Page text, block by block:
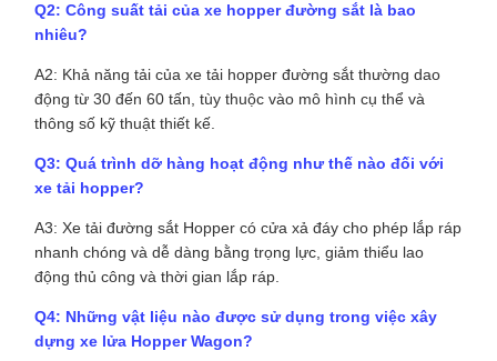
Q2: Công suất tải của xe hopper đường sắt là bao
nhiêu?
A2: Khả năng tải của xe tải hopper đường sắt thường dao
động từ 30 đến 60 tấn, tùy thuộc vào mô hình cụ thể và
thông số kỹ thuật thiết kế.
Q3: Quá trình dỡ hàng hoạt động như thế nào đối với
xe tải hopper?
A3: Xe tải đường sắt Hopper có cửa xả đáy cho phép lắp ráp
nhanh chóng và dễ dàng bằng trọng lực, giảm thiểu lao
động thủ công và thời gian lắp ráp.
Q4: Những vật liệu nào được sử dụng trong việc xây
dựng xe lửa Hopper Wagon?